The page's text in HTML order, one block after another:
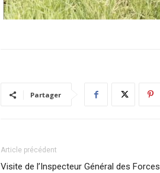
Partager
Article précédent
Visite de l’Inspecteur Général des Forces